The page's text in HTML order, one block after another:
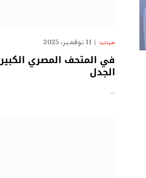
حياتنا 11 نوفمبر، 2025
في المتحف المصري
الجدل
…